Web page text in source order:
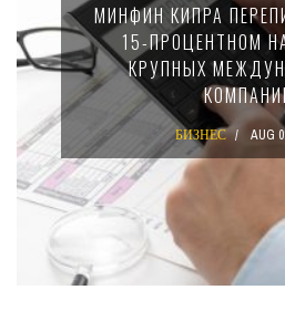
МИНФИН КИПРА
15-ПРОЦЕНТНОМ
КРУПНЫХ
БИЗНЕС AUG